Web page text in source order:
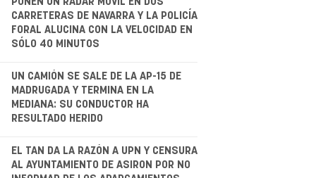
CARRETERAS DE NAVARRA Y LA POLICÍA
FORAL ALUCINA CON LA VELOCIDAD EN
SÓLO 40 MINUTOS
UN CAMIÓN SE SALE DE LA AP-15 DE
MADRUGADA Y TERMINA EN LA
MEDIANA: SU CONDUCTOR HA
RESULTADO HERIDO
EL TAN DA LA RAZÓN A UPN Y CENSURA
AL AYUNTAMIENTO DE ASIRON POR NO